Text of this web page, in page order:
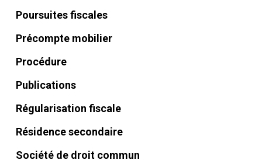
Poursuites fiscales
Précompte mobilier
Procédure
Publications
Régularisation fiscale
Résidence secondaire
Société de droit commun